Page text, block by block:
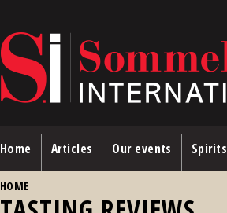
Home Articles Our events Spirits
HOME